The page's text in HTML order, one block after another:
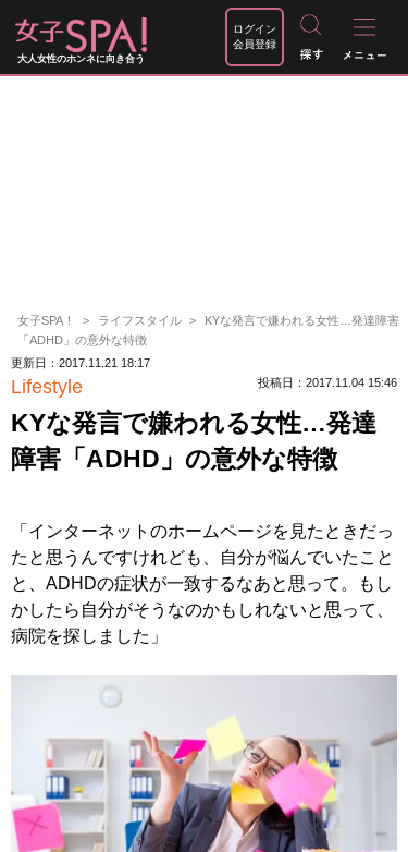
大人女性のホンネに向き合う
ログイン
会員登録
女子SPA！ ライフスタイル
KYな発言で嫌われる女性…発達障害
「ADHD」の意外な特徴
更新日：2017.11.21 18:17
Lifestyle 投稿日：2017.11.04 15:46
KYな発言で嫌われる女性…発達
障害「ADHD」の意外な特徴
「インターネットのホームページを見たときだっ
たと思うんですけれども、自分が悩んでいたこと
と、ADHDの症状が一致するなあと思って。もし
かしたら自分がそうなのかもしれないと思って、
病院を探しました」